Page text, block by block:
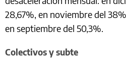
28,67%, en noviembre del
en septiembre del 50,3%.
Colectivos y subte